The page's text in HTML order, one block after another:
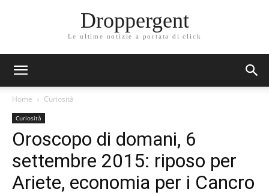
Droppergent
Le ultime notizie a portata di click
Home Curiosità
Curiosità
Oroscopo di domani, 6
settembre 2015: riposo per
Ariete, economia per i Cancro